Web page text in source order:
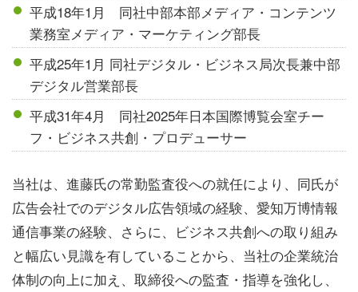
平成18年1月 同社中部本部メディア・コンテンツ
業務室メディア・マーケティング部長
平成25年1月 同社デジタル・ビジネス局次長兼中部
デジタル営業部長
平成31年4月 同社2025年日本国際博覧会室チー
フ・ビジネス共創・プロデューサー
当社は、進藤氏の常勤監査役への就任により、同氏が
広告会社でのデジタル広告領域の経験、愛知万博情報
通信事業の経験、さらに、ビジネス共創への取り組み
と幅広い見識を有していることから、当社の企業統治
体制の向上に加え、取締役への監査・指導を強化し、